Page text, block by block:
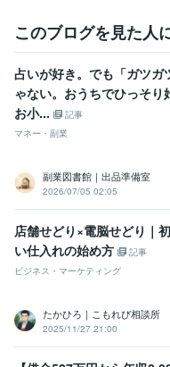
このブログを見た人
占いが好き。でも「ガツガ
ゃない。おうちでひっそり
お小...
記事
マネー・副業
副業図書館｜出品準備室
2026/07/05 02:05
店舗せどり×電脳せどり｜
い仕入れの始め方
記事
ビジネス・マーケティング
たかひろ｜こもれび相談所
2025/11/27 21:00